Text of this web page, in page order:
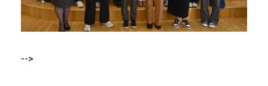
-->